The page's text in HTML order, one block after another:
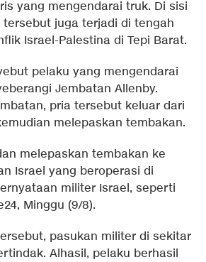
yang mengendarai truk. Di sisi
tersebut juga terjadi di tengah
Israel-Palestina di Tepi Barat.
pelaku yang mengendarai
Jembatan Allenby.
pria tersebut keluar dari
melepaskan tembakan.
melepaskan tembakan ke
Israel yang beroperasi di
militer Israel, seperti
Minggu (9/8).
pasukan militer di sekitar
Alhasil, pelaku berhasil